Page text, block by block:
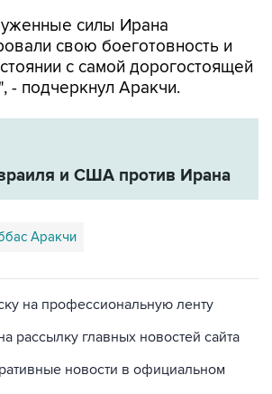
с самой дорогостоящей
- подчеркнул Аракчи.
и США против Ирана
Аракчи
рассылку главных новостей сайта
новости в официальном